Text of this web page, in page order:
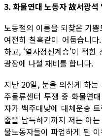
3. 화물연대 노동자 故서광석
노동절의 이름을 되찾은 기
여전히 칠흑같이 어둡습니
하고, ‘열사정신계승’이 적
광장에 나설 채비를 합니다.
지난 20일, 눈을 의심케 하
주물류센터 투쟁 중 화물연
자가 백주대낮에 대체운송
줄을 납득하기까지 저는 아
물노동자들이 파업하게 된